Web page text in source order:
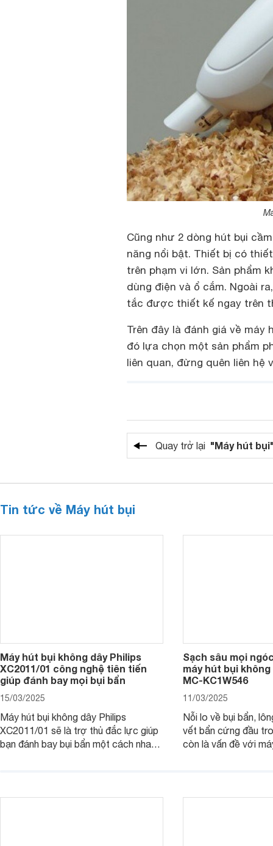
Cũng như 2 dòng hút bụi
năng nổi bật. Thiết bị có
trên phạm vi lớn. Sản phẩm
dùng điện và ổ cắm. Ngoài
tắc được thiết kế ngay trên
Trên đây là đánh giá về máy
đó lựa chọn một sản phẩm
liên quan, đừng quên liên hệ
Quay trở lại "Máy hút
Tin tức về Máy hút bụi
Máy hút bụi không dây Philips
XC2011/01 công nghệ tiên tiến
giúp đánh bay mọi bụi bẩn
15/03/2025
Máy hút bụi không dây Philips
XC2011/01 sẽ là trợ thủ đắc lực giúp
bạn đánh bay bụi bẩn một cách nhanh
năng nổi bật của sản phẩm này nhé.
Sạch sâu mọi
máy hút bụi
MC-KC1W546
11/03/2025
Nỗi lo về bụi bẩn,
vết bẩn cứng đầu
còn là vấn đề với
ngóc ngách, trả lại